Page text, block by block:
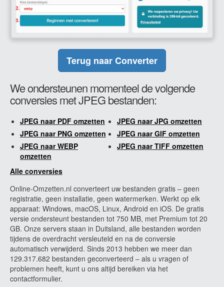
Terug naar Converter
We ondersteunen momenteel de volgende
conversies met JPEG bestanden:
JPEG naar PDF omzetten
JPEG naar JPG omzetten
JPEG naar PNG omzetten
JPEG naar GIF omzetten
JPEG naar WEBP
omzetten
JPEG naar TIFF omzetten
Alle conversies
Online-Omzetten.nl converteert uw bestanden gratis – geen
registratie, geen installatie, geen watermerken. Werkt op elk
apparaat: Windows, macOS, Linux, Android en iOS. De gratis
versie ondersteunt bestanden tot 750 MB, met Premium tot 20
GB. Onze servers staan in Duitsland, alle bestanden worden
tijdens de overdracht versleuteld en na de conversie
automatisch verwijderd. Sinds 2013 hebben we meer dan
129.317.682 bestanden geconverteerd – als u vragen of
problemen heeft, kunt u ons altijd bereiken via het
contactformulier.